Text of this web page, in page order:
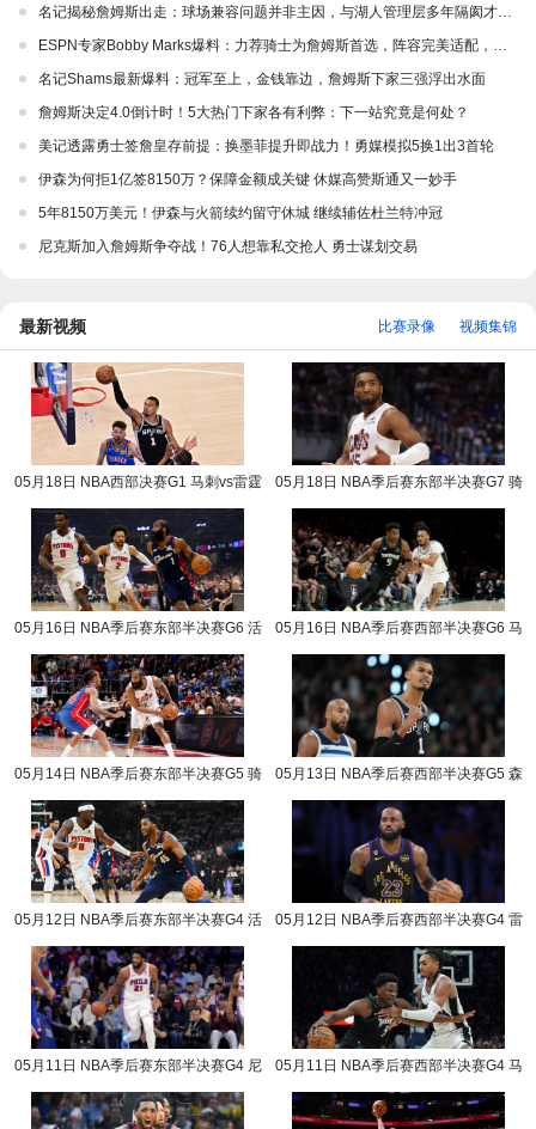
名记揭秘詹姆斯出走：球场兼容问题并非主因，与湖人管理层多年隔阂才是真正导火索
ESPN专家Bobby Marks爆料：力荐骑士为詹姆斯首选，阵容完美适配，家乡情怀加分
名记Shams最新爆料：冠军至上，金钱靠边，詹姆斯下家三强浮出水面
詹姆斯决定4.0倒计时！5大热门下家各有利弊：下一站究竟是何处？
美记透露勇士签詹皇存前提：换墨菲提升即战力！勇媒模拟5换1出3首轮
伊森为何拒1亿签8150万？保障金额成关键 休媒高赞斯通又一妙手
5年8150万美元！伊森与火箭续约留守休城 继续辅佐杜兰特冲冠
尼克斯加入詹姆斯争夺战！76人想靠私交抢人 勇士谋划交易
最新视频 视频集锦
比赛录像
05月18日 NBA西部决赛G1 马刺vs雷霆
05月18日 NBA季后赛东部半决赛G7 骑
05月16日 NBA季后赛东部半决赛G6 活
05月16日 NBA季后赛西部半决赛G6 马
05月14日 NBA季后赛东部半决赛G5 骑
05月13日 NBA季后赛西部半决赛G5 森
05月12日 NBA季后赛东部半决赛G4 活
05月12日 NBA季后赛西部半决赛G4 雷
05月11日 NBA季后赛东部半决赛G4 尼
05月11日 NBA季后赛西部半决赛G4 马